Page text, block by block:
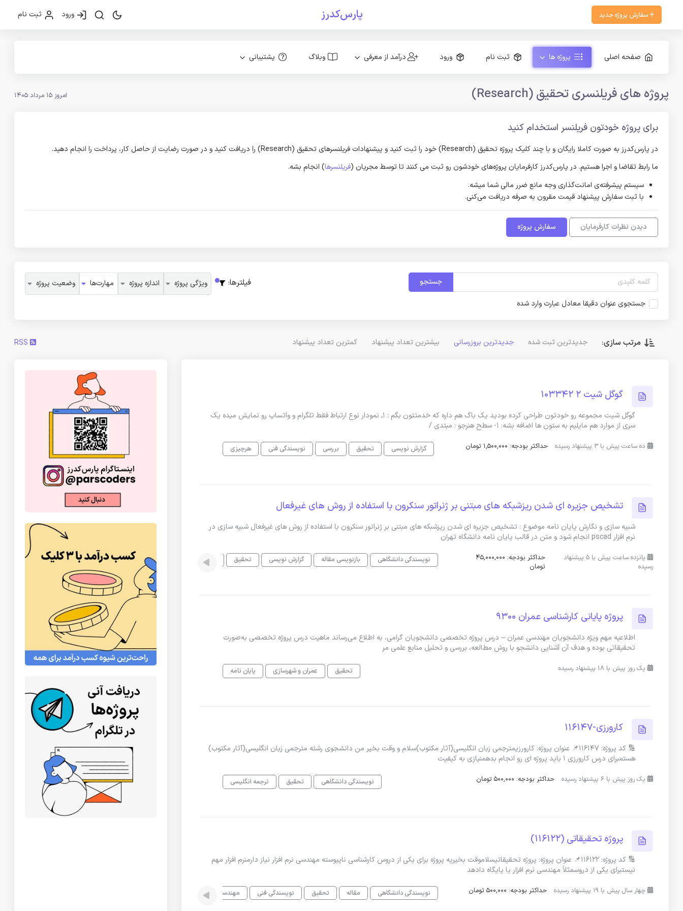
پارس‌کدرز سفارش پروژه جدید ورود ثبت نام
صفحه اصلی پروژه ها ثبت نام ورود درآمد از معرفی وبلاگ پشتیبانی
پروژه های فریلنسری تحقیق (Research) امروز 15 مرداد 1405
برای پروژه خودتون فریلنسر استخدام کنید
در پارس‌کدرز به صورت کاملا رایگان و با چند کلیک پروژه تحقیق (Research) خود را ثبت کنید و پیشنهادات فریلنسر‌های تحقیق (Research) را دریافت کنید و در صورت رضایت از حاصل کار، پرداخت را انجام دهید.
ما رابط تقاضا و اجرا هستیم. در پارس‌کدرز کارفرمایان پروژه‌های خودشون رو ثبت می کنند تا توسط مجریان (فریلنسرها) انجام بشه.
سیستم پیشرفته‌ی امانت‌گذاری وجه مانع ضرر مالی شما میشه.
با ثبت سفارش پیشنهاد قیمت مقرون به صرفه دریافت می‌کنی.
دیدن نظرات کارفرمایان سفارش پروژه
جستجو
جستجوی عنوان دقیقا معادل عبارت وارد شده
فیلترها: ویژگی پروژه اندازه پروژه مهارت‌ها وضعیت پروژه
مرتب سازی: جدیدترین ثبت شده جدیدترین بروزرسانی بیشترین تعداد پیشنهاد کمترین تعداد پیشنهاد
گوگل شیت 2 103342
گوگل شیت مجموعه رو خودتون طراحی کرده بودید یک باگ هم داره که خدمتتون بگم : ۱ـ نمودار نوع ارتباط فقط تلگرام و واتساپ رو نمایش میده یک
سری از موارد هم مایلیم به ستون ها اضافه بشه: 1- سطح هنرجو : مبتدی /
ده ساعت پیش با 3 پیشنهاد رسیده حداکثر بودجه: 1,500,000 تومان گزارش نویسی تحقیق بررسی نویسندگی فنی هرچیزی
تشخیص جزیره ای شدن ریزشبکه های مبتنی بر ژنراتور سنکرون با استفاده از روش های غیرفعال
شبیه سازی و نگارش پایان نامه موضوع : تشخیص جزیره ای شدن ریزشبکه های مبتنی بر ژنراتور سنکرون با استفاده از روش های غیرفعال شبیه سازی در
نرم افزار pscad انجام شود و متن در قالب پایان نامه دانشگاه تهران
پانزده ساعت پیش با 5 پیشنهاد
رسیده
حداکثر بودجه: 45,000,000
تومان
نویسندگی دانشگاهی بازنویسی مقاله گزارش نویسی تحقیق رفع اشکال
پروژه پایانی کارشناسی عمران 9300
اطلاعیه مهم ویژه دانشجویان مهندسی عمران – درس پروژه تخصصی دانشجویان گرامی، به اطلاع می‌رساند ماهیت درس پروژه تخصصی به‌صورت
تحقیقاتی بوده و هدف آن آشنایی دانشجو با روش مطالعه، بررسی و تحلیل منابع علمی مر
یک روز پیش با 18 پیشنهاد رسیده تحقیق عمران و شهرسازی پایان نامه
کارورزی-116147
🔢 کد پروژه: 116147📌 عنوان پروژه: کارورزیمترجمی زبان انگلیسی(آثار مکتوب)سلام و وقت بخیر من دانشجوی رشته مترجمی زبان انگلیسی(آثار مکتوب)
هستمبرای درس کارورزی 1 باید پروژه ای رو انجام بدهمنیازی به کیفیت
یک روز پیش با 6 پیشنهاد رسیده حداکثر بودجه: 500,000 تومان نویسندگی دانشگاهی تحقیق ترجمه انگلیسی
پروژه تحقیقاتی (116122)
🔢 کد پروژه: 116122📌 عنوان پروژه: پروژه تحقیقاتیسلاموقت بخیریه پروژه برای یکی از دروس کارشناسی ناپیوسته مهندسی نرم افزار نیاز دارمنرم افزار مهم
نیستبرای یکی از دروسمثلاً مهندسی نرم افزار یا پایگاه دادهد
چهار سال پیش با 19 پیشنهاد رسیده حداکثر بودجه: 500,000 تومان نویسندگی دانشگاهی مقاله تحقیق نویسندگی فنی مهندسی نرم افزار